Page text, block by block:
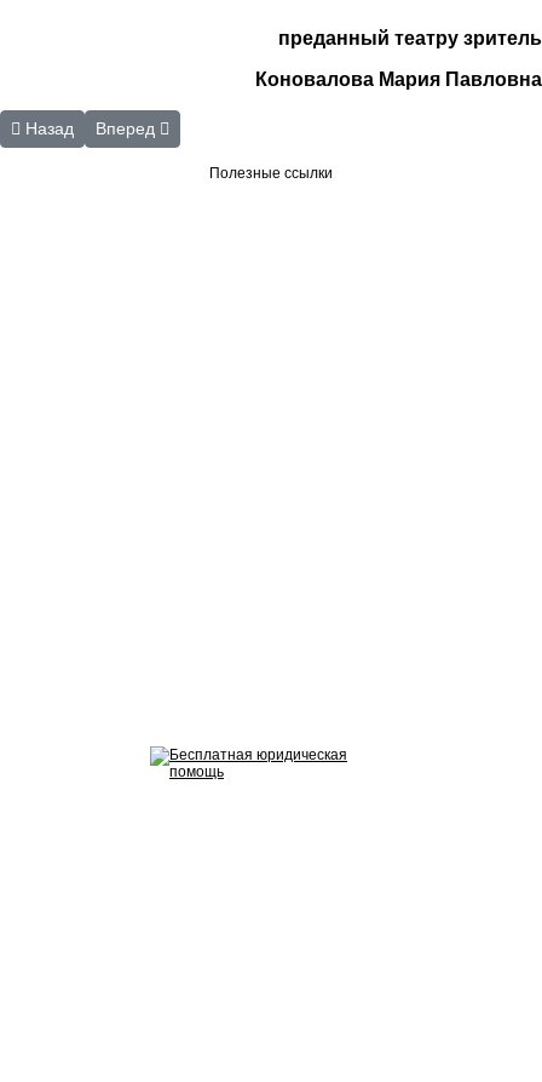
преданный театру зритель
Коновалова Мария Павловна
Предыдущий: Взаимодействие с Калужским филиалом ФГАУ
Назад Следующий: Сотрудничество с учреждениями
Вперед
Полезные ссылки